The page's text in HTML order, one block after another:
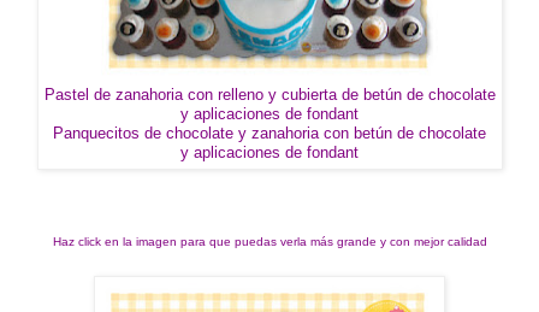
Pastel de zanahoria con relleno y cubierta de betún de chocolate
y aplicaciones de fondant
Panquecitos de chocolate y zanahoria con betún de chocolate
y aplicaciones de fondant
Haz click en la imagen para que puedas verla más grande y con mejor calidad